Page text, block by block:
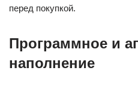
перед покупкой.
Программное и
наполнение